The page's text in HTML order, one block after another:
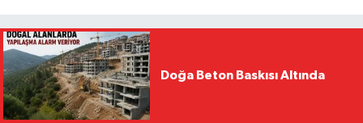
Doğa Beton Baskısı Altında